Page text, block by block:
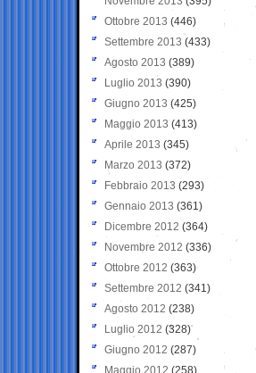
Ottobre 2013 (446)
Settembre 2013 (433)
Agosto 2013 (389)
Luglio 2013 (390)
Giugno 2013 (425)
Maggio 2013 (413)
Aprile 2013 (345)
Marzo 2013 (372)
Febbraio 2013 (293)
Gennaio 2013 (361)
Dicembre 2012 (364)
Novembre 2012 (336)
Ottobre 2012 (363)
Settembre 2012 (341)
Agosto 2012 (238)
Luglio 2012 (328)
Giugno 2012 (287)
Maggio 2012 (258)